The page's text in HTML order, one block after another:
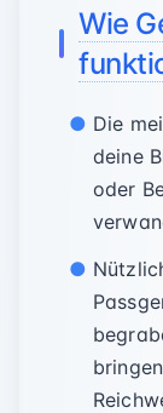
Wie
Die
deine
oder